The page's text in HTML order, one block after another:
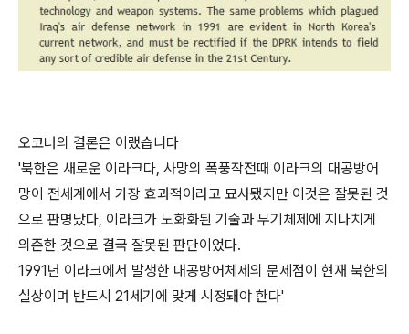
오코너의 결론은 이랬습니다
'북한은 새로운 이라크다, 사망의 폭풍작전때 이라크의 대공방어
망이 전세계에서 가장 효과적이라고 묘사됐지만 이것은 잘못된 것
으로 판명났다, 이라크가 노화화된 기술과 무기체제에 지나치게
의존한 것으로 결국 잘못된 판단이었다.
1991년 이라크에서 발생한 대공방어체제의 문제점이 현재 북한의
실상이며 반드시 21세기에 맞게 시정돼야 한다'